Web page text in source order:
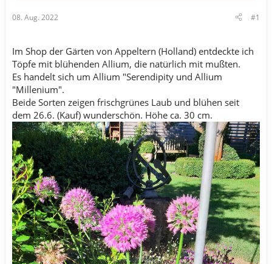
r
a
08. Aug. 2022 #1
Im Shop der Gärten von Appeltern (Holland) entdeckte ich
Töpfe mit blühenden Allium, die natürlich mit mußten.
Es handelt sich um Allium "Serendipity und Allium
"Millenium".
Beide Sorten zeigen frischgrünes Laub und blühen seit
dem 26.6. (Kauf) wunderschön. Höhe ca. 30 cm.